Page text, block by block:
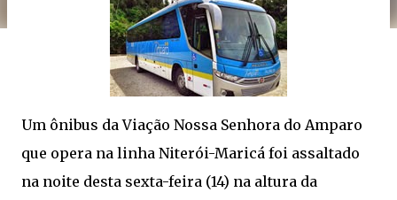
Um ônibus da Viação Nossa Senhora do Amparo
que opera na linha Niterói-Maricá foi assaltado
na noite desta sexta-feira (14) na altura da